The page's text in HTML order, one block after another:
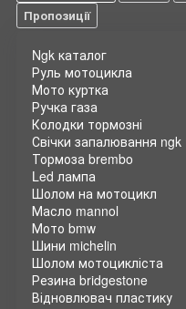
Пропозиції
Ngk каталог
Руль мотоцикла
Мото куртка
Ручка газа
Колодки тормозні
Свічки запалювання ngk
Тормоза brembo
Led лампа
Шолом на мотоцикл
Масло mannol
Мото bmw
Шини michelin
Шолом мотоцикліста
Резина bridgestone
Відновлювач пластику